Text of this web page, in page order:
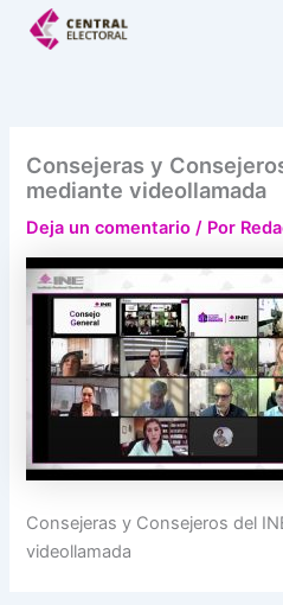
Consejeras y
mediante videollamada
Deja un comentario / Por
Consejeras y Consejeros del
videollamada